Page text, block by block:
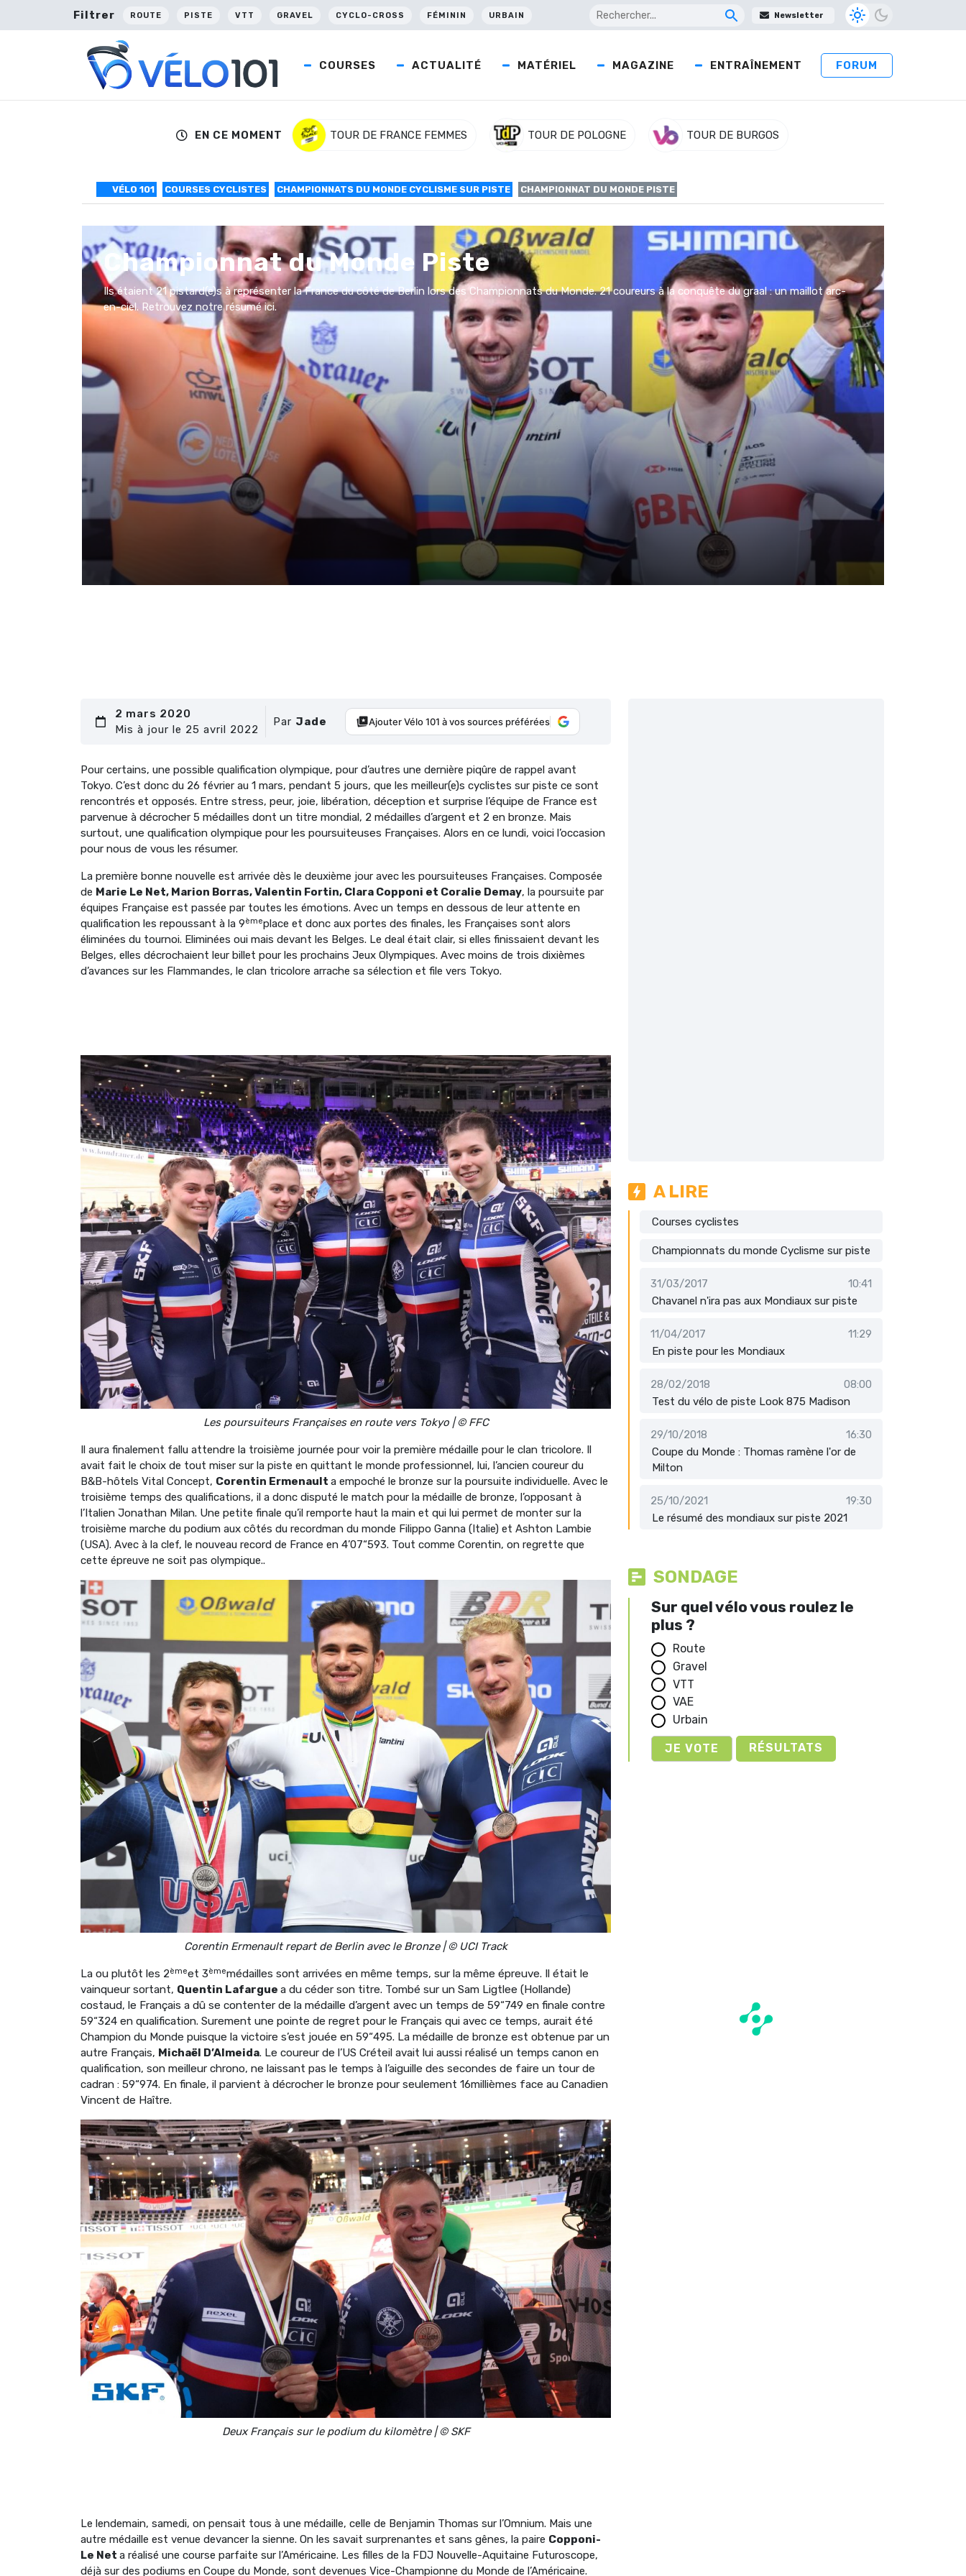
Filtrer ROUTE PISTE VTT GRAVEL CYCLO-CROSS FÉMININ URBAIN Newsletter
COURSES ACTUALITÉ MATÉRIEL MAGAZINE ENTRAÎNEMENT FORUM
EN CE MOMENT TOUR DE FRANCE FEMMES TOUR DE POLOGNE TOUR DE BURGOS
VÉLO 101 COURSES CYCLISTES CHAMPIONNATS DU MONDE CYCLISME SUR PISTE CHAMPIONNAT DU MONDE PISTE
Championnat du Monde Piste
Ils étaient 21 pistard(e)s à représenter la France du côté de Berlin lors des Championnats du Monde. 21 coureurs à la conquête du graal : un maillot arc-
en-ciel. Retrouvez notre résumé ici.
2 mars 2020
Mis à jour le 25 avril 2022
Par Jade Ajouter Vélo 101 à vos sources préférées
Pour certains, une possible qualification olympique, pour d’autres une dernière piqûre de rappel avant
Tokyo. C’est donc du 26 février au 1 mars, pendant 5 jours, que les meilleur(e)s cyclistes sur piste ce sont
rencontrés et opposés. Entre stress, peur, joie, libération, déception et surprise l’équipe de France est
parvenue à décrocher 5 médailles dont un titre mondial, 2 médailles d’argent et 2 en bronze. Mais
surtout, une qualification olympique pour les poursuiteuses Françaises. Alors en ce lundi, voici l’occasion
pour nous de vous les résumer.
La première bonne nouvelle est arrivée dès le deuxième jour avec les poursuiteuses Françaises. Composée
de Marie Le Net, Marion Borras, Valentin Fortin, Clara Copponi et Coralie Demay, la poursuite par
équipes Française est passée par toutes les émotions. Avec un temps en dessous de leur attente en
qualification les repoussant à la 9èmeplace et donc aux portes des finales, les Françaises sont alors
éliminées du tournoi. Eliminées oui mais devant les Belges. Le deal était clair, si elles finissaient devant les
Belges, elles décrochaient leur billet pour les prochains Jeux Olympiques. Avec moins de trois dixièmes
d’avances sur les Flammandes, le clan tricolore arrache sa sélection et file vers Tokyo.
Les poursuiteurs Françaises en route vers Tokyo | © FFC
Il aura finalement fallu attendre la troisième journée pour voir la première médaille pour le clan tricolore. Il
avait fait le choix de tout miser sur la piste en quittant le monde professionnel, lui, l’ancien coureur du
B&B-hôtels Vital Concept, Corentin Ermenault a empoché le bronze sur la poursuite individuelle. Avec le
troisième temps des qualifications, il a donc disputé le match pour la médaille de bronze, l’opposant à
l’Italien Jonathan Milan. Une petite finale qu’il remporte haut la main et qui lui permet de monter sur la
troisième marche du podium aux côtés du recordman du monde Filippo Ganna (Italie) et Ashton Lambie
(USA). Avec à la clef, le nouveau record de France en 4’07“593. Tout comme Corentin, on regrette que
cette épreuve ne soit pas olympique..
Corentin Ermenault repart de Berlin avec le Bronze | © UCI Track
La ou plutôt les 2èmeet 3èmemédailles sont arrivées en même temps, sur la même épreuve. Il était le
vainqueur sortant, Quentin Lafargue a du céder son titre. Tombé sur un Sam Ligtlee (Hollande)
costaud, le Français a dû se contenter de la médaille d’argent avec un temps de 59“749 en finale contre
59“324 en qualification. Surement une pointe de regret pour le Français qui avec ce temps, aurait été
Champion du Monde puisque la victoire s’est jouée en 59“495. La médaille de bronze est obtenue par un
autre Français, Michaël D’Almeida. Le coureur de l’US Créteil avait lui aussi réalisé un temps canon en
qualification, son meilleur chrono, ne laissant pas le temps à l’aiguille des secondes de faire un tour de
cadran : 59“974. En finale, il parvient à décrocher le bronze pour seulement 16millièmes face au Canadien
Vincent de Haître.
Deux Français sur le podium du kilomètre | © SKF
Le lendemain, samedi, on pensait tous à une médaille, celle de Benjamin Thomas sur l’Omnium. Mais une
autre médaille est venue devancer la sienne. On les savait surprenantes et sans gênes, la paire Copponi-
Le Net a réalisé une course parfaite sur l’Américaine. Les filles de la FDJ Nouvelle-Aquitaine Futuroscope,
déjà sur des podiums en Coupe du Monde, sont devenues Vice-Championne du Monde de l’Américaine.
A LIRE
Courses cyclistes
Championnats du monde Cyclisme sur piste
31/03/2017
10:41
Chavanel n'ira pas aux Mondiaux sur piste
11/04/2017
11:29
En piste pour les Mondiaux
28/02/2018
08:00
Test du vélo de piste Look 875 Madison
29/10/2018
16:30
Coupe du Monde : Thomas ramène l'or de
Milton
25/10/2021
19:30
Le résumé des mondiaux sur piste 2021
SONDAGE
Sur quel vélo vous roulez le
plus ?
Route
Gravel
VTT
VAE
Urbain
RÉSULTATS